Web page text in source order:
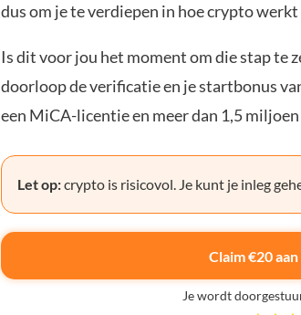
dus om je te verdiepen in hoe crypto
Is dit voor jou het moment om die stap te
doorloop de verificatie en je startbonus
een MiCA-licentie en meer dan 1,5
Let op:crypto is risicovol. Je kunt je inleg
Claim €20
Je wordt